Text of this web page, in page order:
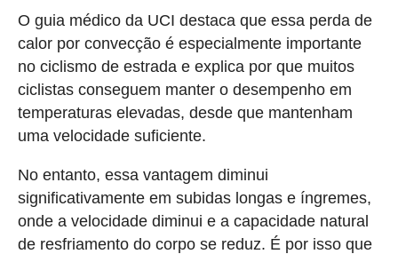
O guia médico da UCI destaca que essa perda de
calor por convecção é especialmente importante
no ciclismo de estrada e explica por que muitos
ciclistas conseguem manter o desempenho em
temperaturas elevadas, desde que mantenham
uma velocidade suficiente.
No entanto, essa vantagem diminui
significativamente em subidas longas e íngremes,
onde a velocidade diminui e a capacidade natural
de resfriamento do corpo se reduz. É por isso que